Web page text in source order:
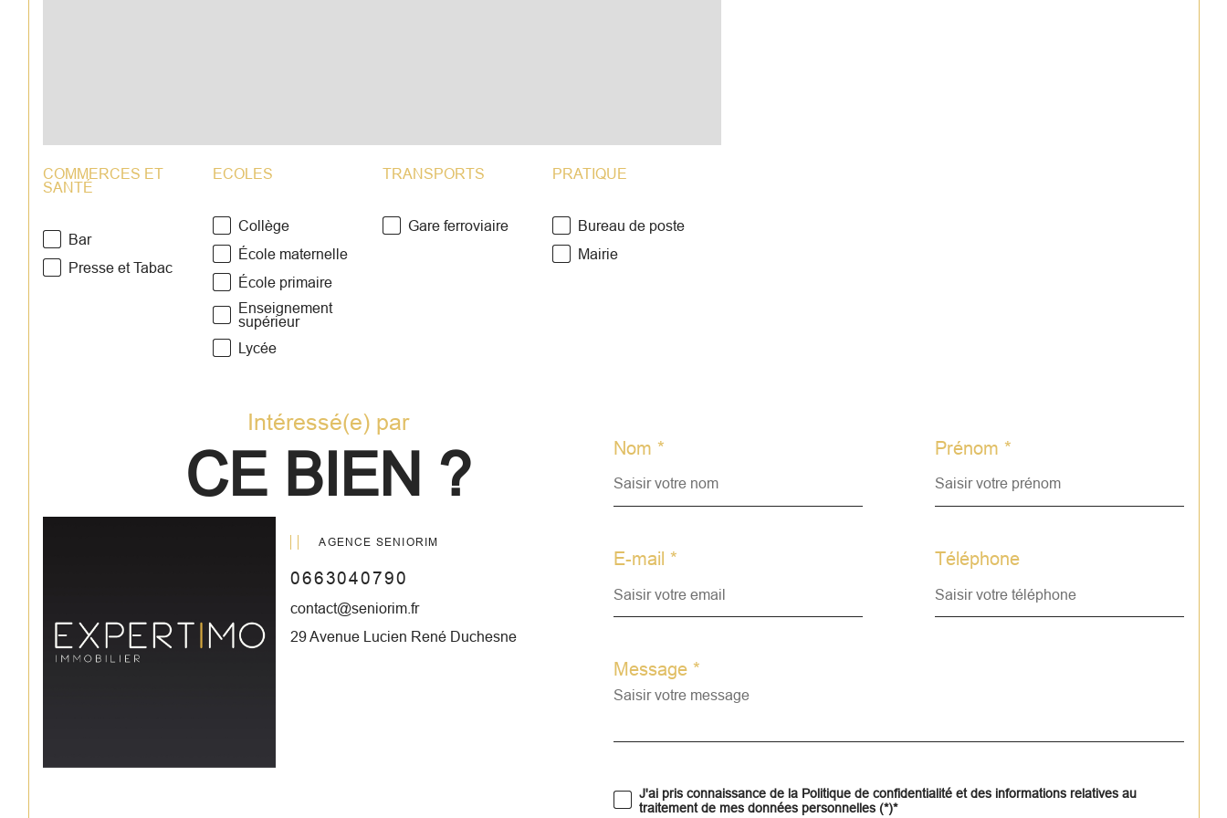
COMMERCES ET
SANTÉ
Bar
Presse et Tabac
ECOLES
Collège
École maternelle
École primaire
Enseignement
supérieur
Lycée
TRANSPORTS
Gare ferroviaire
PRATIQUE
Bureau de poste
Mairie
Intéressé(e) par
CE BIEN ?
AGENCE SENIORIM
0663040790
contact@seniorim.fr
29 Avenue Lucien René Duchesne
Nom * Prénom *
E-mail * Téléphone
Message *
J'ai pris connaissance de la Politique de confidentialité et des informations relatives au
traitement de mes données personnelles (*)*